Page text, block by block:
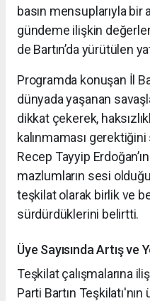
basın mensuplarıyla bir
gündeme ilişkin
de Bartın’da yürütülen
Programda konuşan İl
dünyada yaşanan
dikkat çekerek,
kalınmaması
Recep Tayyip
mazlumların sesi
teşkilat olarak birlik ve
sürdürdüklerini belirtti.
Üye Sayısında Artış ve
Teşkilat çalışmalarına
Parti Bartın